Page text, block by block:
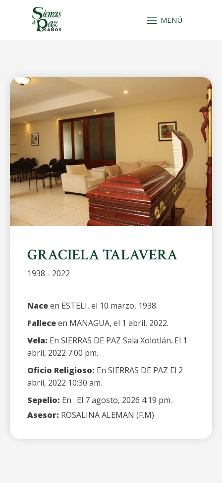
29 AÑOS
MENÚ
GRACIELA TALAVERA
1938 - 2022
Naceen ESTELI, el 10 marzo, 1938.
Falleceen MANAGUA, el 1 abril, 2022.
Vela: En SIERRAS DE PAZ Sala Xolotlán. El 1
abril, 2022 7:00 pm.
Oficio Religioso: En SIERRAS DE PAZ El 2
abril, 2022 10:30 am.
Sepelio: En . El 7 agosto, 2026 4:19 pm.
Asesor: ROSALINA ALEMAN (F.M)